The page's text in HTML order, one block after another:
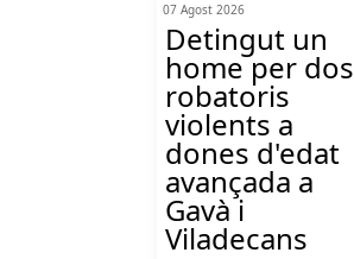
07 Agost 2026
Detingut un
home per dos
robatoris
violents a
dones d'edat
avançada a
Gavà i
Viladecans